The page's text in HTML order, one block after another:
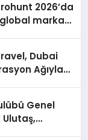
2026’da
marka
Dubai
Ağıyla
Genel
Ulutaş,